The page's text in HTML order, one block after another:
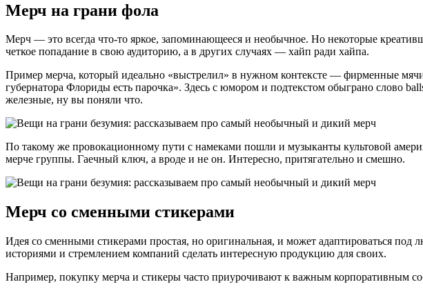
Мерч на грани фола
Мерч — это всегда что-то яркое, запоминающееся и необычное. Но некоторые
четкое попадание в свою аудиторию, а в других случаях — хайп ради хайпа.
Пример мерча, который идеально «выстрелил» в нужном контексте — фирменные
губернатора Флориды есть парочка». Здесь с юмором и подтекстом обыграно слово
железные, ну вы поняли что.
По такому же провокационному пути с намеками пошли и музыканты культовой
мерче группы. Гаечный ключ, а вроде и не он. Интересно, притягательно и смешно.
Мерч со сменными стикерами
Идея со сменными стикерами простая, но оригинальная, и может адаптироваться
историями и стремлением компаний сделать интересную продукцию для своих.
Например, покупку мерча и стикеры часто приурочивают к важным корпоративным